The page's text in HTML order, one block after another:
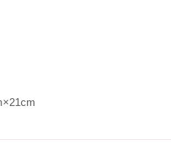
（Seraya School）時都要量體重
那裡有一大桶牛奶和一只杓子在
，無意中增強了我們的免疫系統。